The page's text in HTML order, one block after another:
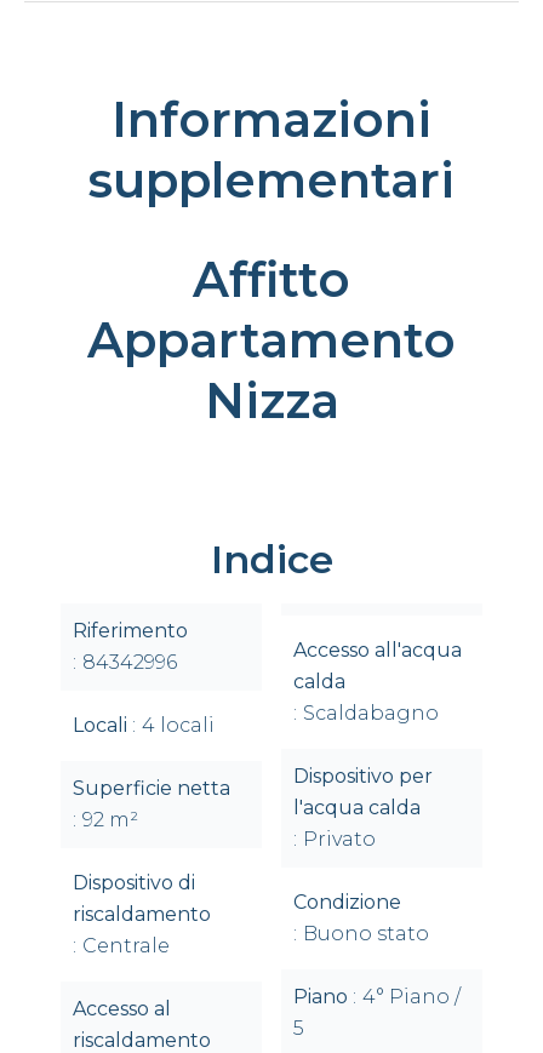
Informazioni
supplementari
Affitto
Appartamento
Nizza
Indice
Riferimento
84342996
Locali 4 locali
Superficie netta
92 m²
Dispositivo di
riscaldamento
Centrale
Accesso al
riscaldamento
Accesso all'acqua
calda
Scaldabagno
Dispositivo per
l'acqua calda
Privato
Condizione
Buono stato
Piano
4° Piano /
5